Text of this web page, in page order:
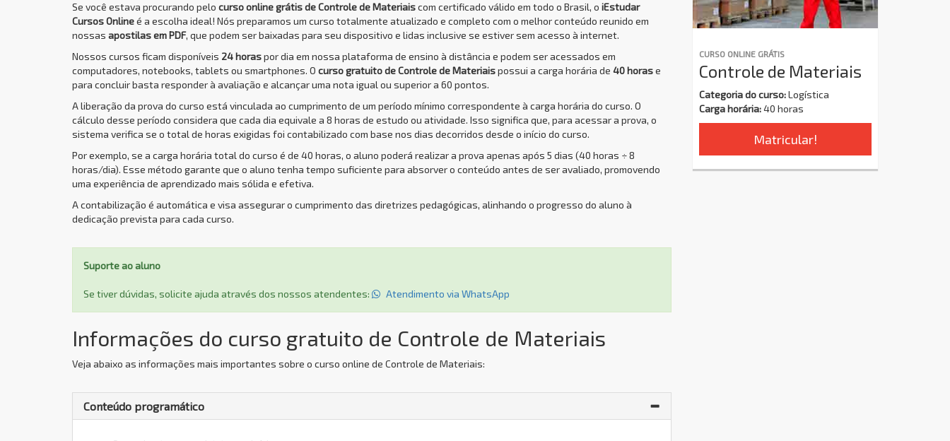
Se você estava procurando pelo curso online grátis de Controle de Materiaiscom certificado válido em todo o Brasil, o iEstudar
Cursos Onlineé a escolha ideal! Nós preparamos um curso totalmente atualizado e completo com o melhor conteúdo reunido em
nossas apostilas em PDF, que podem ser baixadas para seu dispositivo e lidas inclusive se estiver sem acesso à internet.
Nossos cursos ficam disponíveis 24 horaspor dia em nossa plataforma de ensino à distância e podem ser acessados em
computadores, notebooks, tablets ou smartphones. O curso gratuito de Controle de Materiaispossui a carga horária de 40 horase
para concluir basta responder à avaliação e alcançar uma nota igual ou superior a 60 pontos.
A liberação da prova do curso está vinculada ao cumprimento de um período mínimo correspondente à carga horária do curso. O
cálculo desse período considera que cada dia equivale a 8 horas de estudo ou atividade. Isso significa que, para acessar a prova, o
sistema verifica se o total de horas exigidas foi contabilizado com base nos dias decorridos desde o início do curso.
Por exemplo, se a carga horária total do curso é de 40 horas, o aluno poderá realizar a prova apenas após 5 dias (40 horas ÷ 8
horas/dia). Esse método garante que o aluno tenha tempo suficiente para absorver o conteúdo antes de ser avaliado, promovendo
uma experiência de aprendizado mais sólida e efetiva.
A contabilização é automática e visa assegurar o cumprimento das diretrizes pedagógicas, alinhando o progresso do aluno à
dedicação prevista para cada curso.
Suporte ao aluno
Se tiver dúvidas, solicite ajuda através dos nossos atendentes: Atendimento via WhatsApp
Informações do curso gratuito de Controle de Materiais
Veja abaixo as informações mais importantes sobre o curso online de Controle de Materiais:
Conteúdo programático
CURSO ONLINE GRÁTIS
Controle de Materiais
Categoria do curso:Logística
Carga horária:40 horas
Matricular!